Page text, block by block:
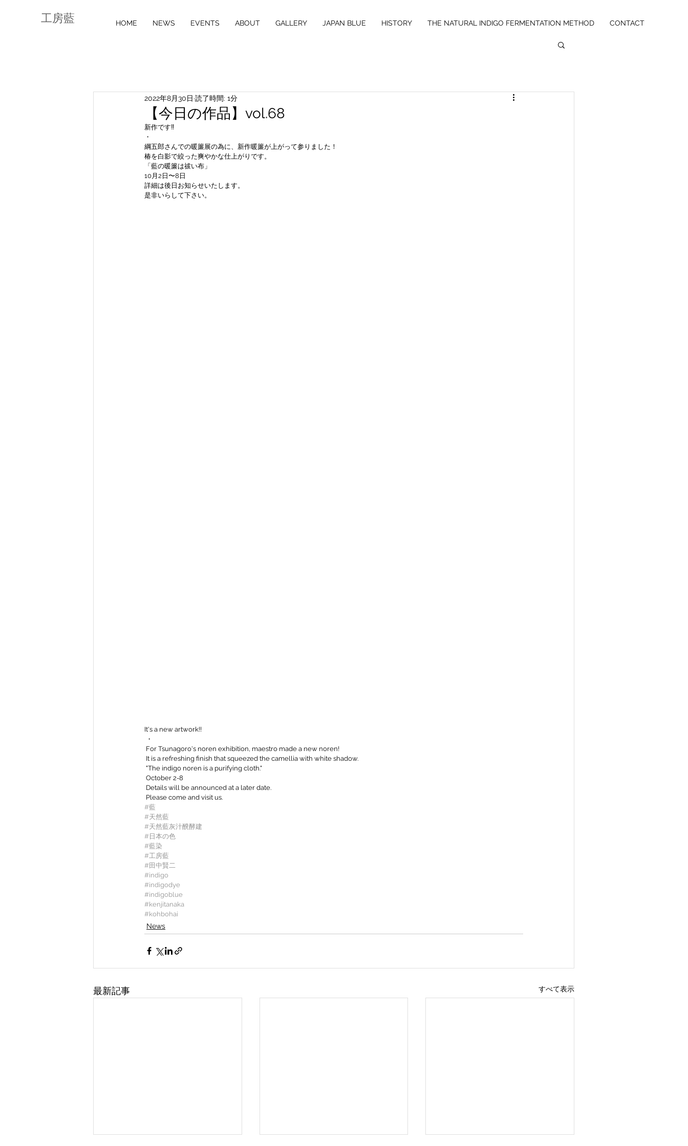
工房藍 HOME NEWS EVENTS ABOUT GALLERY JAPAN BLUE HISTORY THE NATURAL INDIGO FERMENTATION METHOD CONTACT
【今日の作品】vol.68
2022年8月30日 読了時間: 1分
新作です‼️
・
綱五郎さんでの暖簾展の為に、新作暖簾が上がって参りました！
椿を白影で絞った爽やかな仕上がりです。
「藍の暖簾は祓い布」
10月2日〜8日
詳細は後日お知らせいたします。
是非いらして下さい。
It's a new artwork!! ️
・
For Tsunagoro's noren exhibition, maestro made a new noren!
It is a refreshing finish that squeezed the camellia with white shadow.
"The indigo noren is a purifying cloth."
October 2-8
Details will be announced at a later date.
Please come and visit us.
#藍
#天然藍
#天然藍灰汁醗酵建
#日本の色
#藍染
#工房藍
#田中賢二
#indigo
#indigodye
#indigoblue
#kenjitanaka
#kohbohai
News
最新記事 すべて表示